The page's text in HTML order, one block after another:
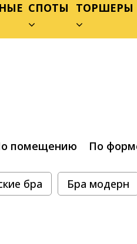
СПОТЫ ТОРШЕРЫ
помещению По
бра Бра модерн